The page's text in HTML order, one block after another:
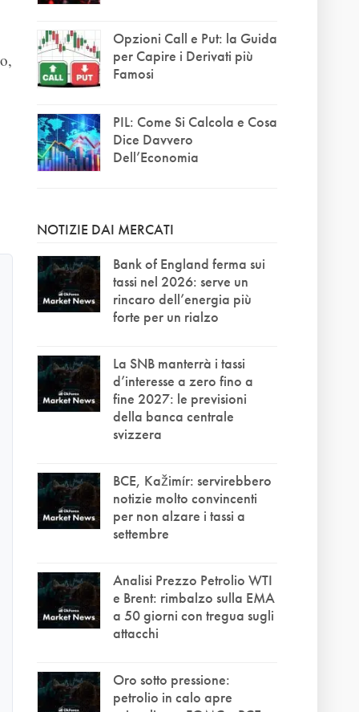
Opzioni Call e Put: la Guida
per Capire i Derivati più
Famosi
PIL: Come Si Calcola e Cosa
Dice Davvero
Dell’Economia
NOTIZIE DAI MERCATI
Bank of England ferma sui
tassi nel 2026: serve un
rincaro dell’energia più
forte per un rialzo
La SNB manterrà i tassi
d’interesse a zero fino a
fine 2027: le previsioni
della banca centrale
svizzera
BCE, Kažimír: servirebbero
notizie molto convincenti
per non alzare i tassi a
settembre
Analisi Prezzo Petrolio WTI
e Brent: rimbalzo sulla EMA
a 50 giorni con tregua sugli
attacchi
Oro sotto pressione:
petrolio in calo apre